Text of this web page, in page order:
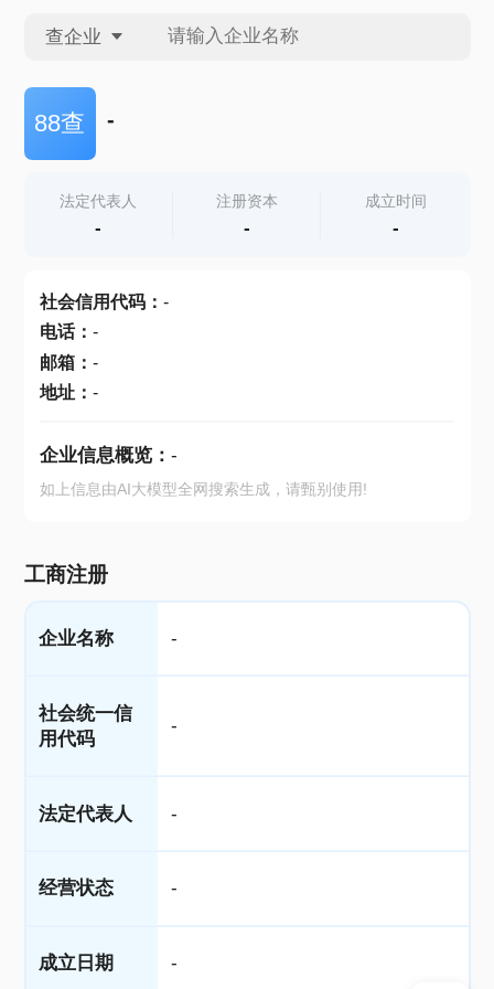
查企业
查企业
查产地
88查 -
法定代表人
-
注册资本
-
成立时间
-
社会信用代码： -
电话： -
邮箱： -
地址： -
企业信息概览： -
如上信息由AI大模型全网搜索生成，请甄别使用!
工商注册
企业名称 -
社会统一信
用代码
-
法定代表人 -
经营状态 -
成立日期 -